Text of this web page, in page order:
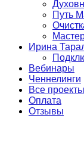
Путь
Ирина
Вебинары
Ченнелинги
Все
Оплата
Отзывы